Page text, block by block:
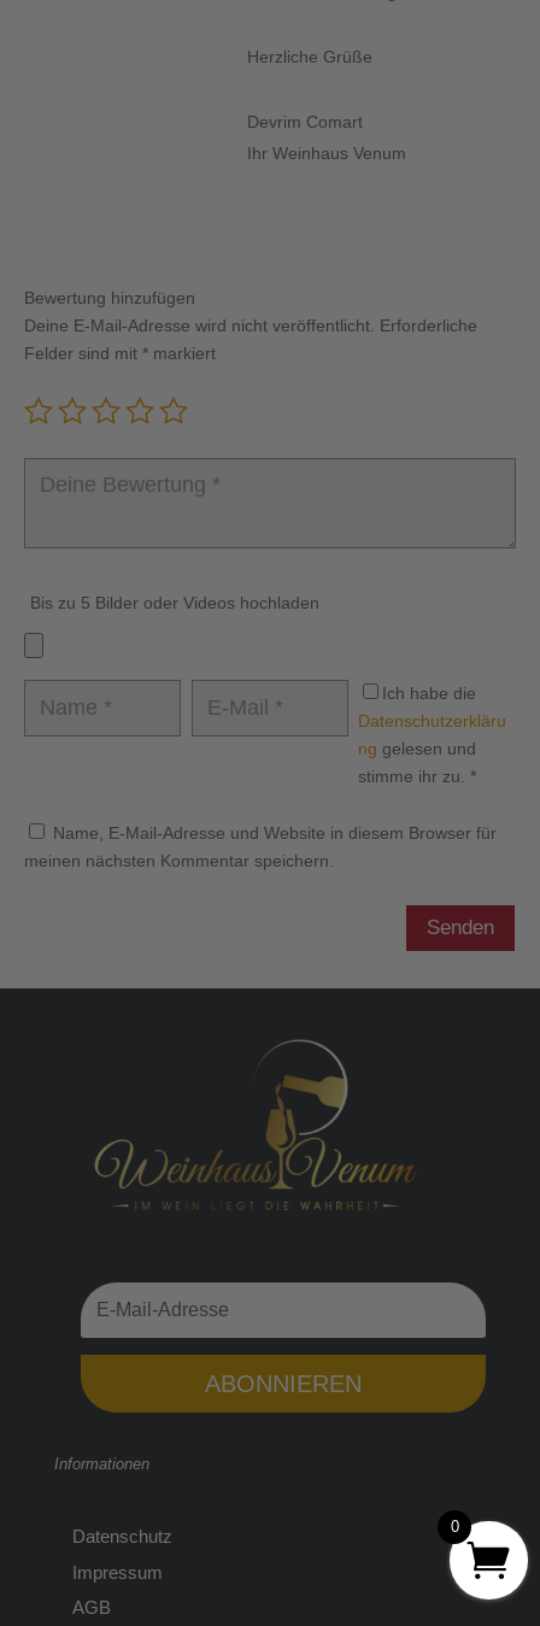
Herzliche Grüße
Devrim Comart
Ihr Weinhaus Venum
Bewertung hinzufügen
Deine E-Mail-Adresse wird nicht veröffentlicht. Erforderliche
Felder sind mit *markiert
Bis zu 5 Bilder oder Videos hochladen
Ich habe die
Datenschutzerkläru
ng gelesen und
stimme ihr zu. *
Name, E-Mail-Adresse und Website in diesem Browser für
meinen nächsten Kommentar speichern.
Senden
ABONNIEREN
Informationen
Datenschutz
Impressum
AGB
0